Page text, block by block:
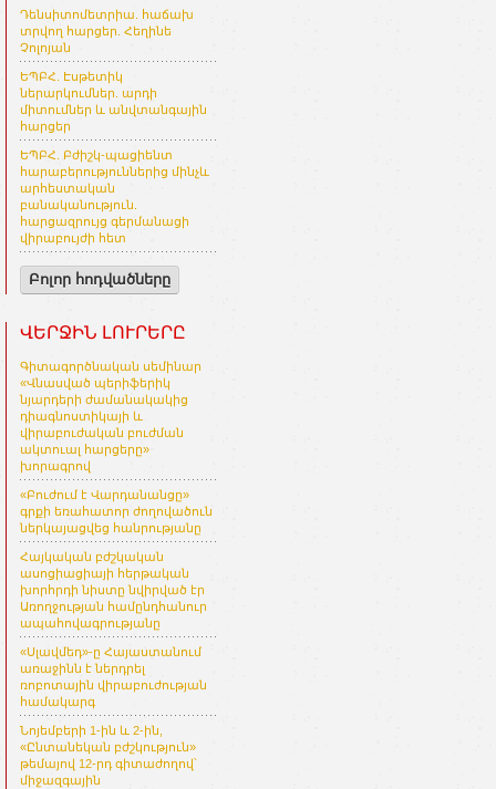
Դենսիտոմետրիա. հաճախ
տրվող հարցեր. Հեղինե
Չոլոյան
ԵՊԲՀ. Էսթետիկ
ներարկումներ. արդի
միտումներ և անվտանգային
հարցեր
ԵՊԲՀ. Բժիշկ-պացիենտ
հարաբերություններից մինչև
արհեստական
բանականություն.
հարցազրույց գերմանացի
վիրաբույժի հետ
Բոլոր հոդվածները
ՎԵՐՋԻՆ ԼՈՒՐԵՐԸ
Գիտագործնական սեմինար
«Վնասված պերիֆերիկ
նյարդերի ժամանակակից
դիագնոստիկայի և
վիրաբուժական բուժման
ակտուալ հարցերը»
խորագրով
«Բուժում է Վարդանանցը»
գրքի եռահատոր ժողովածուն
ներկայացվեց հանրությանը
Հայկական բժշկական
ասոցիացիայի հերթական
խորհրդի նիստը նվիրված էր
Առողջության համընդհանուր
ապահովագրությանը
«Սլավմեդ»-ը Հայաստանում
առաջինն է ներդրել
ռոբոտային վիրաբուժության
համակարգ
Նոյեմբերի 1-ին և 2-ին,
«Ընտանեկան բժշկություն»
թեմայով 12-րդ գիտաժողով՝
միջազգային